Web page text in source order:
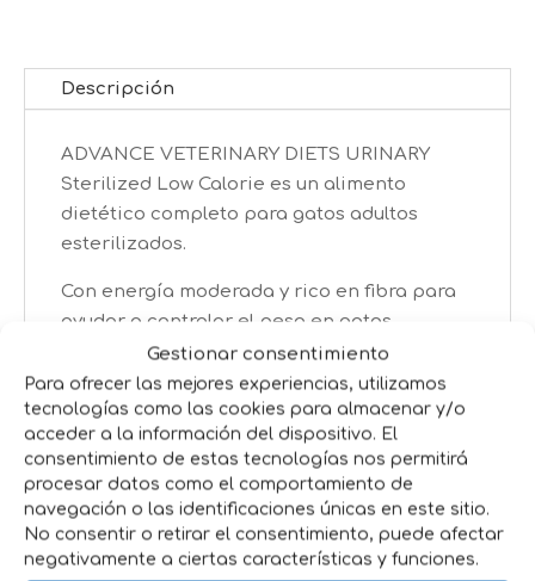
Gestionar consentimiento
Para ofrecer las mejores experiencias, utilizamos
tecnologías como las cookies para almacenar y/o
acceder a la información del dispositivo. El
consentimiento de estas tecnologías nos permitirá
procesar datos como el comportamiento de
navegación o las identificaciones únicas en este sitio.
No consentir o retirar el consentimiento, puede afectar
negativamente a ciertas características y funciones.
Descripción
ADVANCE VETERINARY DIETS URINARY
Sterilized Low Calorie es un alimento
dietético completo para gatos adultos
esterilizados.
Con energía moderada y rico en fibra para
ayudar a controlar el peso en gatos
esterilizados.
Formulado con un nivel moderado de
magnesio y propiedades acidificantes de la
orina, indicado para reducir la reaparición
de cálculos de estruvita en la orina de tu
gato.